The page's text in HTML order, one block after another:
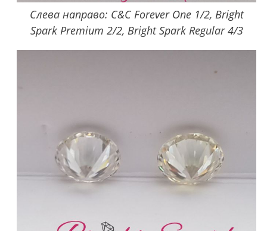
Слева направо: C&C Forever One 1/2, Bright
Spark Premium 2/2, Bright Spark Regular 4/3